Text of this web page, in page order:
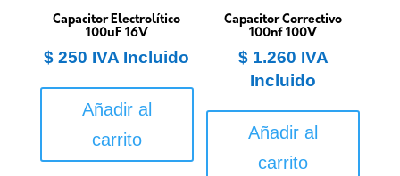
Capacitor Electrolítico
100uF 16V
$ 250 IVA Incluido
Añadir al
carrito
Capacitor Correctivo
100nf 100V
$1.260 IVA
Incluido
Añadir al
carrito